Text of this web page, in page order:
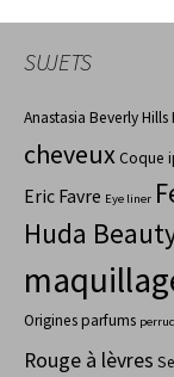
SUJETS
Anastasia Beverly Hills
cheveuxCoque
Eric Favre Eye liner
Huda
Origines parfums
Rouge à lèvres